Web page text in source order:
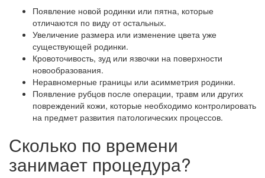
Появление новой родинки или пятна, которые
отличаются по виду от остальных.
Увеличение размера или изменение цвета уже
существующей родинки.
Кровоточивость, зуд или язвочки на поверхности
новообразования.
Неравномерные границы или асимметрия родинки.
Появление рубцов после операции, травм или других
повреждений кожи, которые необходимо контролировать
на предмет развития патологических процессов.
Сколько по времени
занимает процедура?